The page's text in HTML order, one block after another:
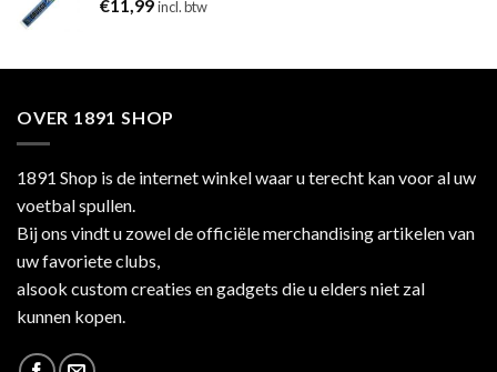
€11,99incl. btw
OVER 1891 SHOP
1891 Shop is de internet winkel waar u terecht kan voor al uw
voetbal spullen.
Bij ons vindt u zowel de officiële merchandising artikelen van
uw favoriete clubs,
alsook custom creaties en gadgets die u elders niet zal
kunnen kopen.